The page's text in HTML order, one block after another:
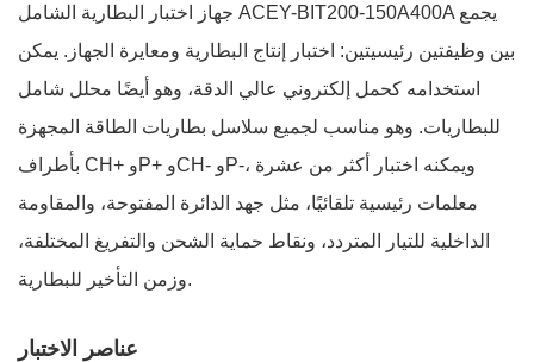
جهاز اختبار البطارية الشامل ACEY-BIT200-150A400A يجمع
بين وظيفتين رئيسيتين: اختبار إنتاج البطارية ومعايرة الجهاز. يمكن
استخدامه كحمل إلكتروني عالي الدقة، وهو أيضًا محلل شامل
للبطاريات. وهو مناسب لجميع سلاسل بطاريات الطاقة المجهزة
بأطراف CH+ وP+ وCH- وP-، ويمكنه اختبار أكثر من عشرة
معلمات رئيسية تلقائيًا، مثل جهد الدائرة المفتوحة، والمقاومة
الداخلية للتيار المتردد، ونقاط حماية الشحن والتفريغ المختلفة،
وزمن التأخير للبطارية.
عناصر الاختبار